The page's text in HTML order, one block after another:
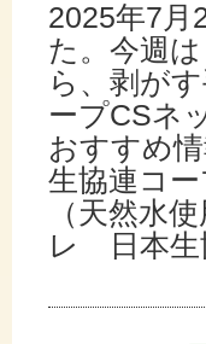
2025年7月
た。今週
ら、剥が
ープCSネ
おすすめ
生協連コ
（天然
レ 日本生